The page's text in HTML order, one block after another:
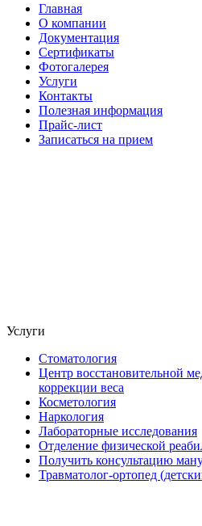
Главная
О компании
Документация
Сертификаты
Фотогалерея
Услуги
Контакты
Полезная информация
Прайс-лист
Записаться на прием
Услуги
Стоматология
Центр восстановительной
коррекции веса
Косметология
Наркология
Лабораторные исследования
Отделение физической
Получить консультацию
Травматолог-ортопед